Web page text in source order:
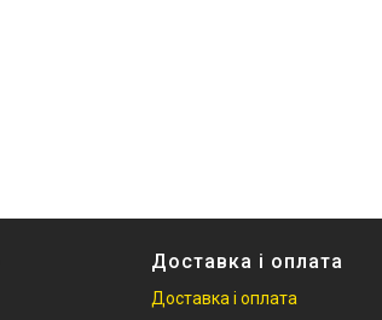
Доставка і оплата
Доставка і оплата